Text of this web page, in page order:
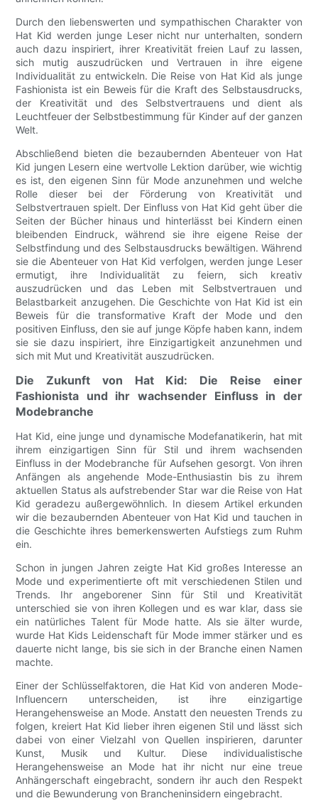
Durch den liebenswerten und sympathischen Charakter von
Hat Kid werden junge Leser nicht nur unterhalten, sondern
auch dazu inspiriert, ihrer Kreativität freien Lauf zu lassen,
sich mutig auszudrücken und Vertrauen in ihre eigene
Individualität zu entwickeln. Die Reise von Hat Kid als junge
Fashionista ist ein Beweis für die Kraft des Selbstausdrucks,
der Kreativität und des Selbstvertrauens und dient als
Leuchtfeuer der Selbstbestimmung für Kinder auf der ganzen
Welt.
Abschließend bieten die bezaubernden Abenteuer von Hat
Kid jungen Lesern eine wertvolle Lektion darüber, wie wichtig
es ist, den eigenen Sinn für Mode anzunehmen und welche
Rolle dieser bei der Förderung von Kreativität und
Selbstvertrauen spielt. Der Einfluss von Hat Kid geht über die
Seiten der Bücher hinaus und hinterlässt bei Kindern einen
bleibenden Eindruck, während sie ihre eigene Reise der
Selbstfindung und des Selbstausdrucks bewältigen. Während
sie die Abenteuer von Hat Kid verfolgen, werden junge Leser
ermutigt, ihre Individualität zu feiern, sich kreativ
auszudrücken und das Leben mit Selbstvertrauen und
Belastbarkeit anzugehen. Die Geschichte von Hat Kid ist ein
Beweis für die transformative Kraft der Mode und den
positiven Einfluss, den sie auf junge Köpfe haben kann, indem
sie sie dazu inspiriert, ihre Einzigartigkeit anzunehmen und
sich mit Mut und Kreativität auszudrücken.
Die Zukunft von Hat Kid: Die Reise einer
Fashionista und ihr wachsender Einfluss in der
Modebranche
Hat Kid, eine junge und dynamische Modefanatikerin, hat mit
ihrem einzigartigen Sinn für Stil und ihrem wachsenden
Einfluss in der Modebranche für Aufsehen gesorgt. Von ihren
Anfängen als angehende Mode-Enthusiastin bis zu ihrem
aktuellen Status als aufstrebender Star war die Reise von Hat
Kid geradezu außergewöhnlich. In diesem Artikel erkunden
wir die bezaubernden Abenteuer von Hat Kid und tauchen in
die Geschichte ihres bemerkenswerten Aufstiegs zum Ruhm
ein.
Schon in jungen Jahren zeigte Hat Kid großes Interesse an
Mode und experimentierte oft mit verschiedenen Stilen und
Trends. Ihr angeborener Sinn für Stil und Kreativität
unterschied sie von ihren Kollegen und es war klar, dass sie
ein natürliches Talent für Mode hatte. Als sie älter wurde,
wurde Hat Kids Leidenschaft für Mode immer stärker und es
dauerte nicht lange, bis sie sich in der Branche einen Namen
machte.
Einer der Schlüsselfaktoren, die Hat Kid von anderen Mode-
Influencern unterscheiden, ist ihre einzigartige
Herangehensweise an Mode. Anstatt den neuesten Trends zu
folgen, kreiert Hat Kid lieber ihren eigenen Stil und lässt sich
dabei von einer Vielzahl von Quellen inspirieren, darunter
Kunst, Musik und Kultur. Diese individualistische
Herangehensweise an Mode hat ihr nicht nur eine treue
Anhängerschaft eingebracht, sondern ihr auch den Respekt
und die Bewunderung von Brancheninsidern eingebracht.